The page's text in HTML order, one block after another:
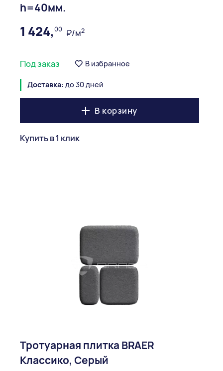
h=40мм.
1 424,00 ₽/м2
Под заказ В избранное
Доставка: до 30 дней
В корзину
Купить в 1 клик
Тротуарная плитка BRAER
Классико, Серый